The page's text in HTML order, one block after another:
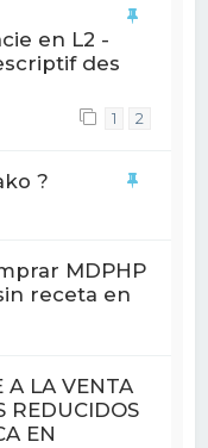
en L2 -
des
1 2
?
MDPHP
receta en
A LA VENTA
REDUCIDOS
EN